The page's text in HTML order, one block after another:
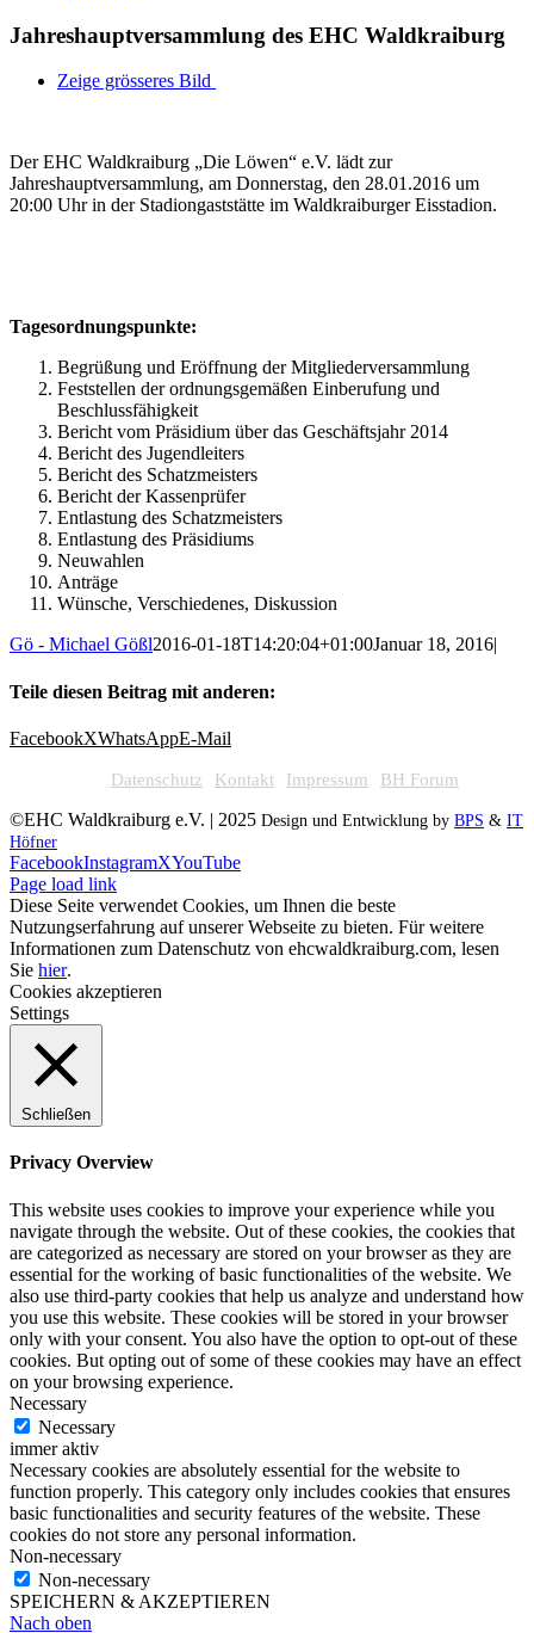
Jahreshauptversammlung des EHC Waldkraiburg
Zeige grösseres Bild
Der EHC Waldkraiburg „Die Löwen“ e.V. lädt zur
Jahreshauptversammlung, am Donnerstag, den 28.01.2016 um
20:00 Uhr in der Stadiongaststätte im Waldkraiburger Eisstadion.
Tagesordnungspunkte:
Begrüßung und Eröffnung der Mitgliederversammlung
Feststellen der ordnungsgemäßen Einberufung und
Beschlussfähigkeit
Bericht vom Präsidium über das Geschäftsjahr 2014
Bericht des Jugendleiters
Bericht des Schatzmeisters
Bericht der Kassenprüfer
Entlastung des Schatzmeisters
Entlastung des Präsidiums
Neuwahlen
Anträge
Wünsche, Verschiedenes, Diskussion
Gö - Michael Gößl2016-01-18T14:20:04+01:00Januar 18, 2016|
Teile diesen Beitrag mit anderen:
FacebookXWhatsAppE-Mail
Datenschutz Kontakt Impressum BH Forum
©EHC Waldkraiburg e.V. | 2025 Design und Entwicklung by BPS & IT
Höfner
FacebookInstagramXYouTube
Page load link
Diese Seite verwendet Cookies, um Ihnen die beste
Nutzungserfahrung auf unserer Webseite zu bieten. Für weitere
Informationen zum Datenschutz von ehcwaldkraiburg.com, lesen
Sie hier.
Cookies akzeptieren
Settings
Schließen
Privacy Overview
This website uses cookies to improve your experience while you
navigate through the website. Out of these cookies, the cookies that
are categorized as necessary are stored on your browser as they are
essential for the working of basic functionalities of the website. We
also use third-party cookies that help us analyze and understand how
you use this website. These cookies will be stored in your browser
only with your consent. You also have the option to opt-out of these
cookies. But opting out of some of these cookies may have an effect
on your browsing experience.
Necessary
Necessary
immer aktiv
Necessary cookies are absolutely essential for the website to
function properly. This category only includes cookies that ensures
basic functionalities and security features of the website. These
cookies do not store any personal information.
Non-necessary
Non-necessary
SPEICHERN & AKZEPTIEREN
Nach oben